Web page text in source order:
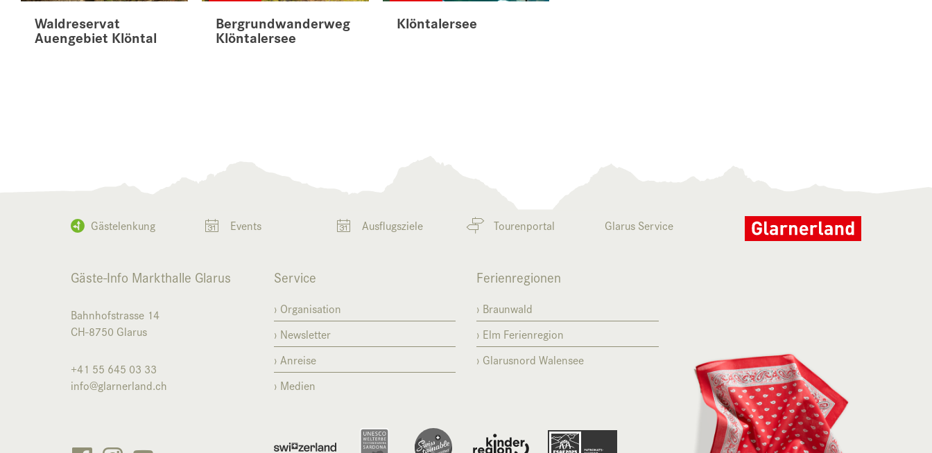
Waldreservat
Auengebiet Klöntal
Bergrundwanderweg
Klöntalersee
Klöntalersee
Gästelenkung Events Ausflugsziele Tourenportal Glarus Service
Gäste-Info Markthalle Glarus
Bahnhofstrasse 14
CH-8750 Glarus
+41 55 645 03 33
info@glarnerland.ch
Service
Organisation
Newsletter
Anreise
Medien
Ferienregionen
Braunwald
Elm Ferienregion
Glarusnord Walensee